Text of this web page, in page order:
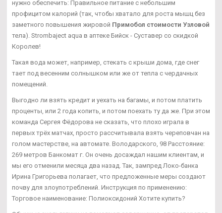
нужно обеспечить: Правильное питание с небольшим
профицитом калорий (так, чтобы хватало для роста мышц без
заметного повышения жировой Примобол стоимости Узловой
тела). Strombaject aqua в аптеке Бийск - Суставер со скидкой
Королев!
Такая вода может, например, стекать с крыши дома, где снег
тает под весенним солнышком или же от тепла с чердачных
помещений.
Выгодно ли взять кредит и уехать на багамы, и потом платить
проценты, или 2 года копить, и потом поехать ту да же. При этом
команда Сергея Фёдорова не сказать, что плохо играла в
первых трёх матчах, просто рассчитывала взять череповчан на
голом мастерстве, на автомате. Володарского, 98 Расстояние:
269 метров Банкомат г. Он очень досаждал нашим клиентам, и
мы его отменили месяца два назад. Так, зампред Локо-банка
Ирина Григорьева полагает, что предложенные меры создают
почву для злоупотреблений. Инструкция по применению:
Торговое наименование: Полиоксидоний Хотите купить?